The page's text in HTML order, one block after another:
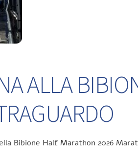
ALLA
Bibione Half Marathon 2026